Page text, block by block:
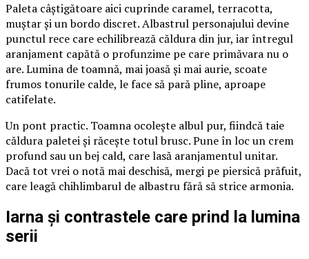
Paleta câștigătoare aici cuprinde caramel, terracotta,
muștar și un bordo discret. Albastrul personajului devine
punctul rece care echilibrează căldura din jur, iar întregul
aranjament capătă o profunzime pe care primăvara nu o
are. Lumina de toamnă, mai joasă și mai aurie, scoate
frumos tonurile calde, le face să pară pline, aproape
catifelate.
Un pont practic. Toamna ocolește albul pur, fiindcă taie
căldura paletei și răcește totul brusc. Pune în loc un crem
profund sau un bej cald, care lasă aranjamentul unitar.
Dacă tot vrei o notă mai deschisă, mergi pe piersică prăfuit,
care leagă chihlimbarul de albastru fără să strice armonia.
Iarna și contrastele care prind la lumina
serii